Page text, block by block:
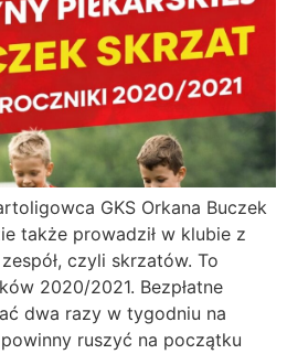
GKS Orkana Buczek
także prowadził w klubie z
czyli skrzatów. To
2020/2021. Bezpłatne
dwa razy w tygodniu na
ruszyć na początku